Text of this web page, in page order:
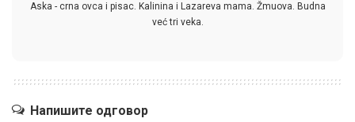
Aska - crna ovca i pisac. Kalinina i Lazareva mama. Žmuova. Budna
već tri veka.
Напишите одговор